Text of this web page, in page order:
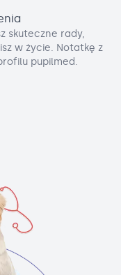
skuteczne rady,
w życie. Notatkę z
pupilmed.